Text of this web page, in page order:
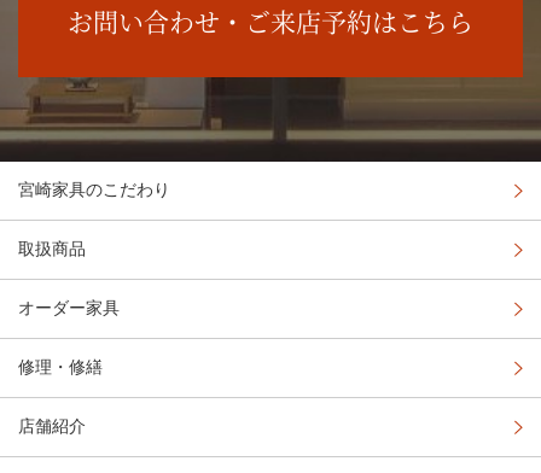
お問い合わせ・ご来店予約はこちら
宮崎家具のこだわり
取扱商品
オーダー家具
修理・修繕
店舗紹介